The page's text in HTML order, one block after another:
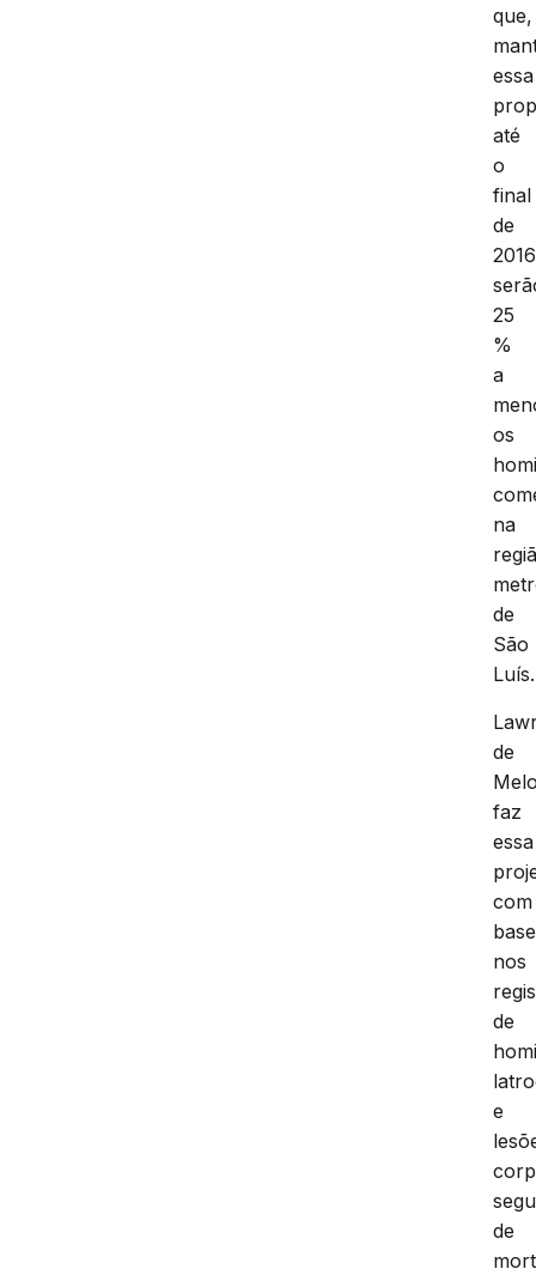
que,
essa
até
o
final
de
2016
25
%
a
os
na
de
São
Luís.
de
faz
essa
com
base
nos
de
e
de